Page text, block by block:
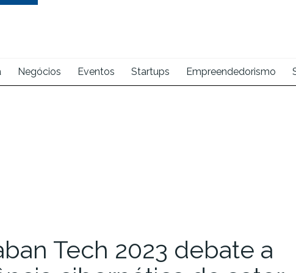
Negócios Eventos Startups Empreendedorismo
Tech 2023 debate a